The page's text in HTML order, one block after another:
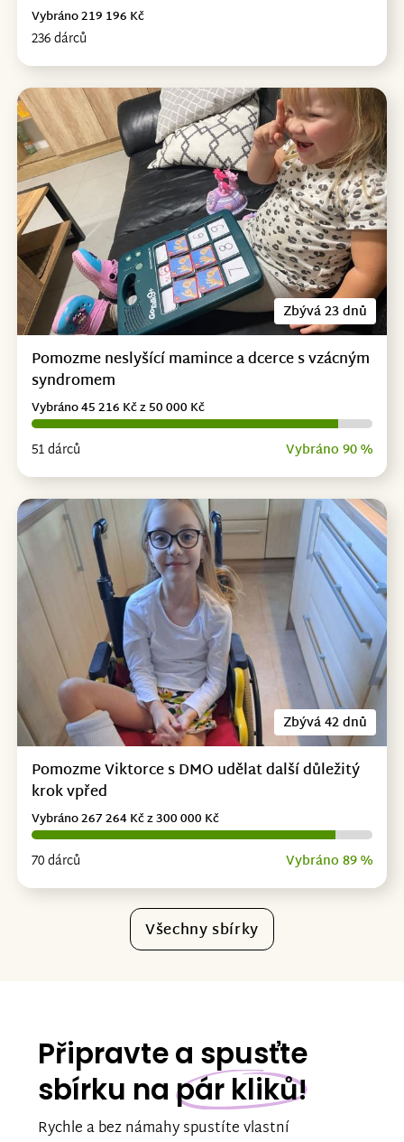
236 dárců
Vybráno 219 196 Kč
Zbývá 23 dnů
Pomozme neslyšící mamince a dcerce s vzácným
syndromem
51 dárců Vybráno 90 %
Vybráno 45 216 Kč z 50 000 Kč
Zbývá 42 dnů
Pomozme Viktorce s DMO udělat další důležitý
krok vpřed
70 dárců Vybráno 89 %
Vybráno 267 264 Kč z 300 000 Kč
Všechny sbírky
Připravte a spusťte
sbírku na pár kliků!
Rychle a bez námahy spustíte vlastní